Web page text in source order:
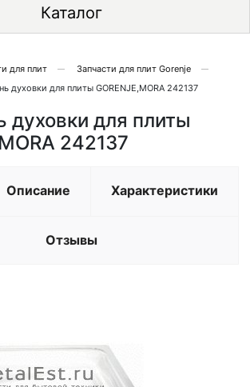
Каталог
для плит
Запчасти для плит Gorenje
духовки для плиты GORENJE,MORA 242137
духовки для плиты
242137
Описание Характеристики
Отзывы